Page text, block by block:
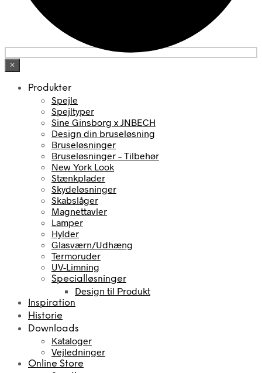
×
Produkter
Spejle
Spejltyper
Sine Ginsborg x JNBECH
Design din bruseløsning
Bruseløsninger
Bruseløsninger – Tilbehør
New York Look
Stænkplader
Skydeløsninger
Skabslåger
Magnettavler
Lamper
Hylder
Glasværn/Udhæng
Termoruder
UV-Limning
Specialløsninger
Design til Produkt
Inspiration
Historie
Downloads
Kataloger
Vejledninger
Online Store